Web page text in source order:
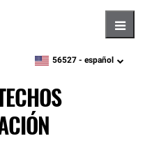
zipcode,language
56527 - español